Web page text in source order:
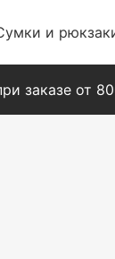
и
заказе от